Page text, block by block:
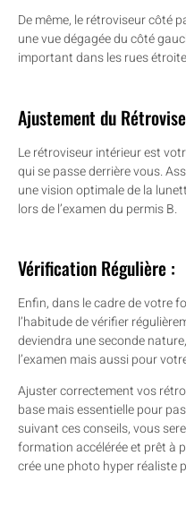
De même, le rétroviseur côté
une vue dégagée du côté
important dans les rues
Ajustement du
Le rétroviseur intérieur est
qui se passe derrière vous.
une vision optimale de la
lors de l’examen du permis B.
Vérification Régulière :
Enfin, dans le cadre de votre
l’habitude de vérifier
deviendra une seconde
l’examen mais aussi pour
Ajuster correctement vos
base mais essentielle pour
suivant ces conseils, vous
formation accélérée et prêt à
crée une photo hyper réaliste